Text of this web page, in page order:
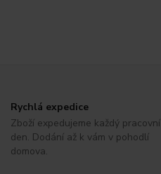
Rychlá expedice
Zboží expedujeme každý pracovní
den. Dodání až k vám v pohodlí
domova.